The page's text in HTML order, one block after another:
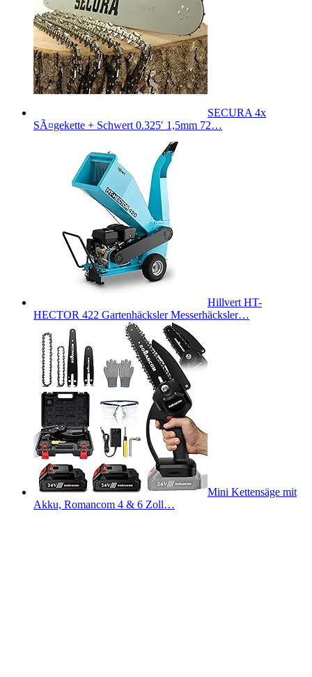
SECURA 4x
SÃ¤gekette + Schwert 0.325′ 1,5mm 72…
Hillvert HT-
HECTOR 422 Gartenhäcksler Messerhäcksler…
Mini Kettensäge mit
Akku, Romancom 4 & 6 Zoll…